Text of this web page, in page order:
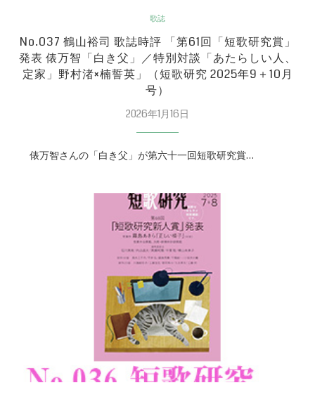
歌誌
No.037 鶴山裕司 歌誌時評 「第61回「短歌研究賞」
発表 俵万智「白き父」／特別対談「あたらしい人、
定家」野村渚×楠誓英」（短歌研究 2025年9＋10月
号）
2026年1月16日
俵万智さんの「白き父」が第六十一回短歌研究賞…